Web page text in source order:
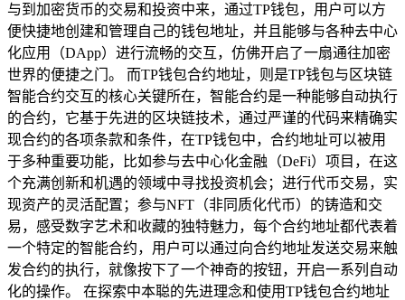
与到加密货币的交易和投资中来，通过TP钱包，用户可以方
便快捷地创建和管理自己的钱包地址，并且能够与各种去中心
化应用（DApp）进行流畅的交互，仿佛开启了一扇通往加密
世界的便捷之门。 而TP钱包合约地址，则是TP钱包与区块链
智能合约交互的核心关键所在，智能合约是一种能够自动执行
的合约，它基于先进的区块链技术，通过严谨的代码来精确实
现合约的各项条款和条件，在TP钱包中，合约地址可以被用
于多种重要功能，比如参与去中心化金融（DeFi）项目，在这
个充满创新和机遇的领域中寻找投资机会；进行代币交易，实
现资产的灵活配置；参与NFT（非同质化代币）的铸造和交
易，感受数字艺术和收藏的独特魅力，每个合约地址都代表着
一个特定的智能合约，用户可以通过向合约地址发送交易来触
发合约的执行，就像按下了一个神奇的按钮，开启一系列自动
化的操作。 在探索中本聪的先进理念和使用TP钱包合约地址